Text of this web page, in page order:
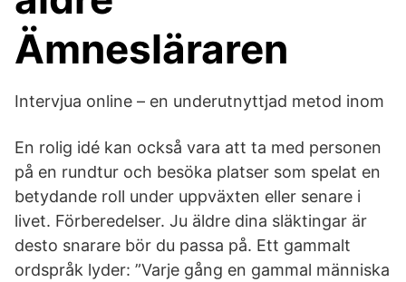
Ämnesläraren
Intervjua online – en underutnyttjad metod inom
En rolig idé kan också vara att ta med personen
på en rundtur och besöka platser som spelat en
betydande roll under uppväxten eller senare i
livet. Förberedelser. Ju äldre dina släktingar är
desto snarare bör du passa på. Ett gammalt
ordspråk lyder: ”Varje gång en gammal människa